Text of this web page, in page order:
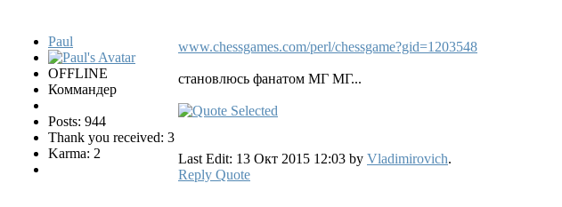
Paul
OFFLINE
Коммандер
Posts: 944
Thank you received: 3
Karma: 2
www.chessgames.com/perl/chessgame?gid=1203548
становлюсь фанатом МГ МГ...
Last Edit: 13 Окт 2015 12:03 by Vladimirovich.
Reply Quote